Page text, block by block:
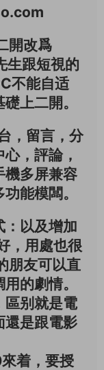
開改爲
生跟短視的
不能自适
上二開。
，留言，分
，評論，
機多屏兼容
能模闆。
：以及增加
，用處也很
朋友可以直
的劇情。
區别就是電
還是跟電影
着，要授